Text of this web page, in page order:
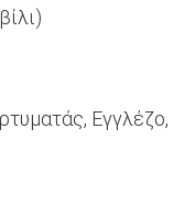
Εγγλέζο,